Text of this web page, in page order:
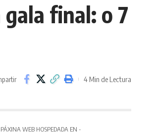
final: o 7
4 Min de Lectura
WEB HOSPEDADA EN -